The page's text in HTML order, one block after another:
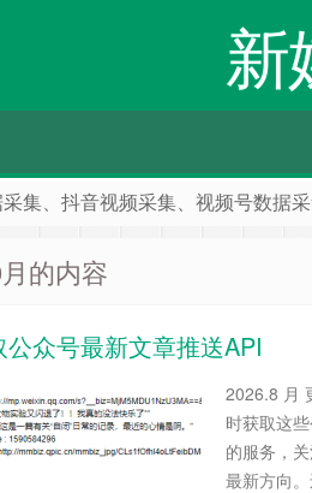
新
集、抖音视频采集、视频号数据
的内容
公众号最新文章推送API
2026.8 月
时获取这
的服务，
最新方向